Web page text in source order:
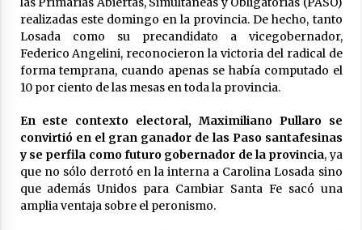
El CER N° 363 de Hersilia recibió un aporte
FANI para equipamiento en el marco de fuertes
inversiones educativas
04/08/2026
Michlig y González entregaron aportes
obras junto a la intendente Dupouy
04/08/2026
La Municipalidad de San Guillermo realizó una
nueva entrega del Fondo de Asistencia
Educativa por $26 millones
03/08/2026
realizadas este domingo en la provincia. De hecho, tanto
Losada como su precandidato a vicegobernador,
Federico Angelini, reconocieron la victoria del radical de
forma temprana, cuando apenas se había computado el
10 por ciento de las mesas en toda la provincia.
En este contexto electoral, Maximiliano Pullaro se
convirtió en el gran ganador de las Paso santafesinas
y se perfila como futuro gobernador de la provincia, ya
que no sólo derrotó en la interna a Carolina Losada sino
que además Unidos para Cambiar Santa Fe sacó una
amplia ventaja sobre el peronismo.